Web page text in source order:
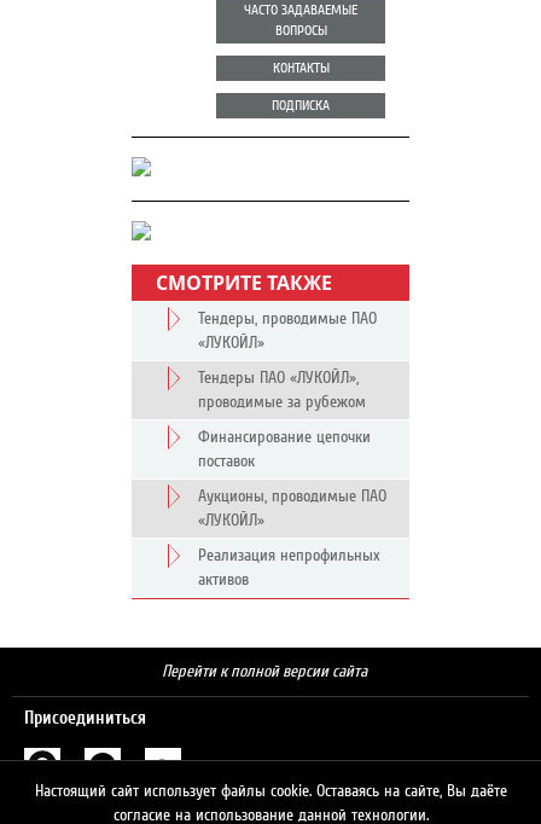
ЧАСТО ЗАДАВАЕМЫЕ
ВОПРОСЫ
КОНТАКТЫ
ПОДПИСКА
СМОТРИТЕ ТАКЖЕ
Тендеры, проводимые ПАО
«ЛУКОЙЛ»
Тендеры ПАО «ЛУКОЙЛ»,
проводимые за рубежом
Финансирование цепочки
поставок
Аукционы, проводимые ПАО
«ЛУКОЙЛ»
Реализация непрофильных
активов
Перейти к полной версии сайта
Присоединиться
Настоящий сайт использует файлы cookie. Оставаясь на сайте, Вы даёте
согласие на использование данной технологии.